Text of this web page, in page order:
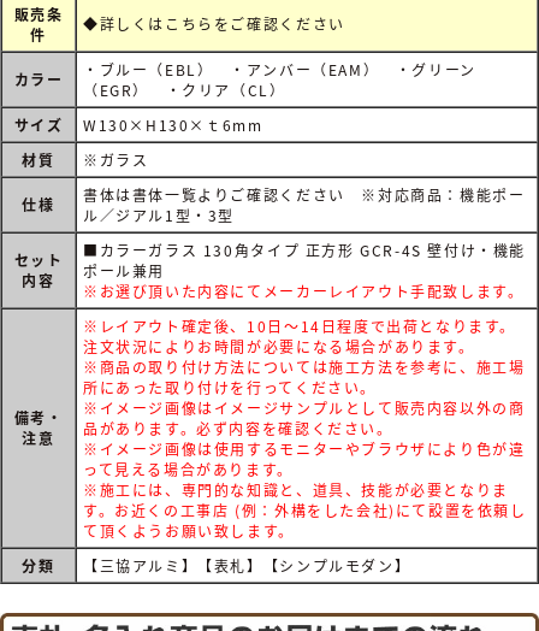
販売条
件
◆詳しくは こちらをご確認ください
カラー
・ブルー（EBL） ・アンバー（EAM） ・グリーン
（EGR） ・クリア（CL）
サイズ
W130×H130×ｔ6mm
材質
※ガラス
仕様
書体は書体一覧よりご確認ください ※対応商品：機能ポー
ル／ジアル1型・3型
セット
内容
■カラーガラス 130角タイプ 正方形 GCR-4S 壁付け・機能
ポール兼用
※お選び頂いた内容にてメーカーレイアウト手配致します。
備考・
注意
※レイアウト確定後、10日～14日程度で出荷となります。
注文状況によりお時間が必要になる場合があります。
※商品の取り付け方法については施工方法を参考に、施工場
所にあった取り付けを行ってください。
※イメージ画像はイメージサンプルとして販売内容以外の商
品があります。必ず内容を確認ください。
※イメージ画像は使用するモニターやブラウザにより色が違
って見える場合があります。
※施工には、専門的な知識と、道具、技能が必要となりま
す。お近くの工事店 (例：外構をした会社)にて設置を依頼し
て頂くようお願い致します。
分類
【三協アルミ】【表札】【シンプルモダン】